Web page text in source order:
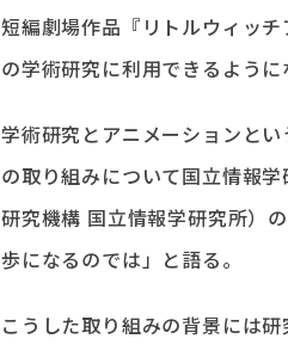
短編劇場作品『リトルウィッ
の学術研究に利用できるように
学術研究とアニメーションと
の取り組みについて国立情報
研究機構 国立情報学研究所）
歩になるのでは」と語る。
こうした取り組みの背景には